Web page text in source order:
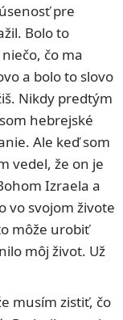
pre
Bolo to
čo ma
a bolo to slovo
Nikdy predtým
hebrejské
Ale keď som
vedel, že on je
Izraela a
vo svojom živote
môže urobiť
môj život. Už
musím zistiť, čo